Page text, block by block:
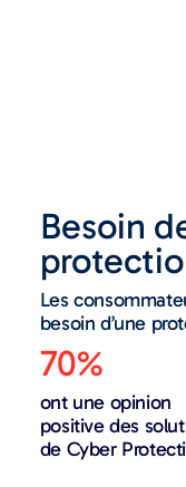
Besoin
Les
besoin d’une
70%
ont une opinion
positive des
de Cyber